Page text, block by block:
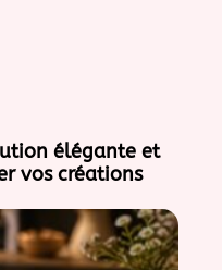
élégante et
vos créations